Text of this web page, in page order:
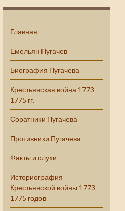
Главная
Емельян Пугачев
Биография Пугачева
Крестьянская война 1773—
1775 гг.
Соратники Пугачева
Противники Пугачева
Факты и слухи
Историография
Крестьянской войны 1773—
1775 годов